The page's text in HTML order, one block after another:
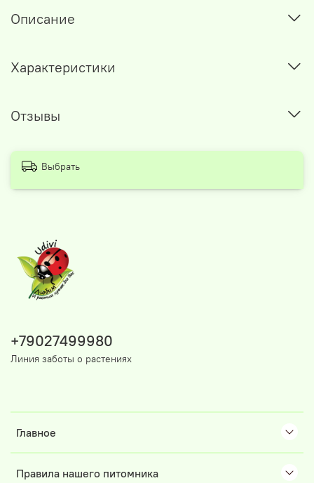
Описание
Характеристики
Отзывы
Выбрать
Главное
Правила нашего питомника
+79027499980
Линия заботы о растениях